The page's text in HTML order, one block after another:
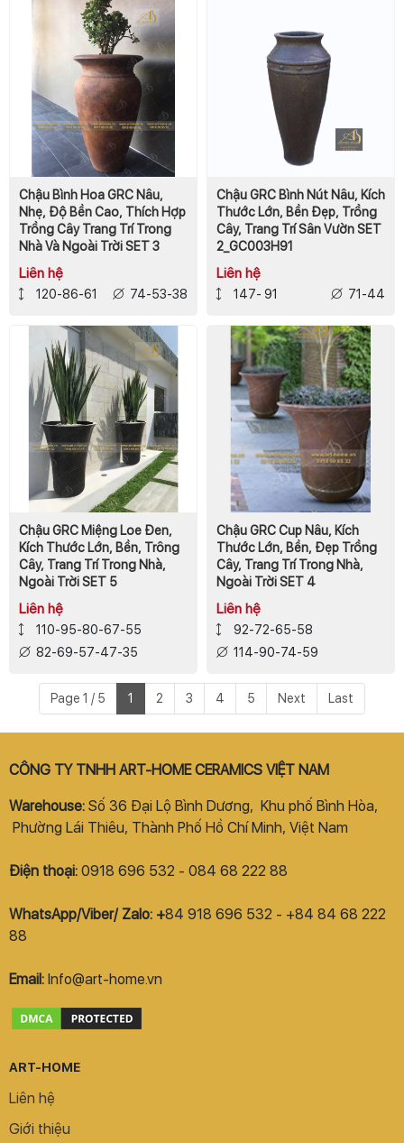
Chậu Bình Hoa GRC Nâu,
Nhẹ, Độ Bền Cao, Thích Hợp
Trồng Cây Trang Trí Trong
Nhà Và Ngoài Trời SET 3
Liên hệ
120-86-61 74-53-38
Chậu GRC Bình Nút Nâu, Kích
Thước Lớn, Bền Đẹp, Trồng
Cây, Trang Trí Sân Vườn SET
2_GC003H91
Liên hệ
147- 91 71-44
Chậu GRC Miệng Loe Đen,
Kích Thước Lớn, Bền, Trông
Cây, Trang Trí Trong Nhà,
Ngoài Trời SET 5
Liên hệ
110-95-80-67-55
82-69-57-47-35
Chậu GRC Cup Nâu, Kích
Thước Lớn, Bền, Đẹp Trồng
Cây, Trang Trí Trong Nhà,
Ngoài Trời SET 4
Liên hệ
92-72-65-58
114-90-74-59
Page 1 / 5 1 2 3 4 5 Next Last
CÔNG TY TNHH ART-HOME CERAMICS VIỆT NAM
Warehouse: Số 36 Đại Lộ Bình Dương, Khu phố Bình Hòa,
Phường Lái Thiêu, Thành Phố Hồ Chí Minh, Việt Nam
Điện thoại: 0918 696 532 - 084 68 222 88
WhatsApp/Viber/ Zalo: +84 918 696 532 - +84 84 68 222
88
Email: Info@art-home.vn
ART-HOME
Liên hệ
Giới thiệu